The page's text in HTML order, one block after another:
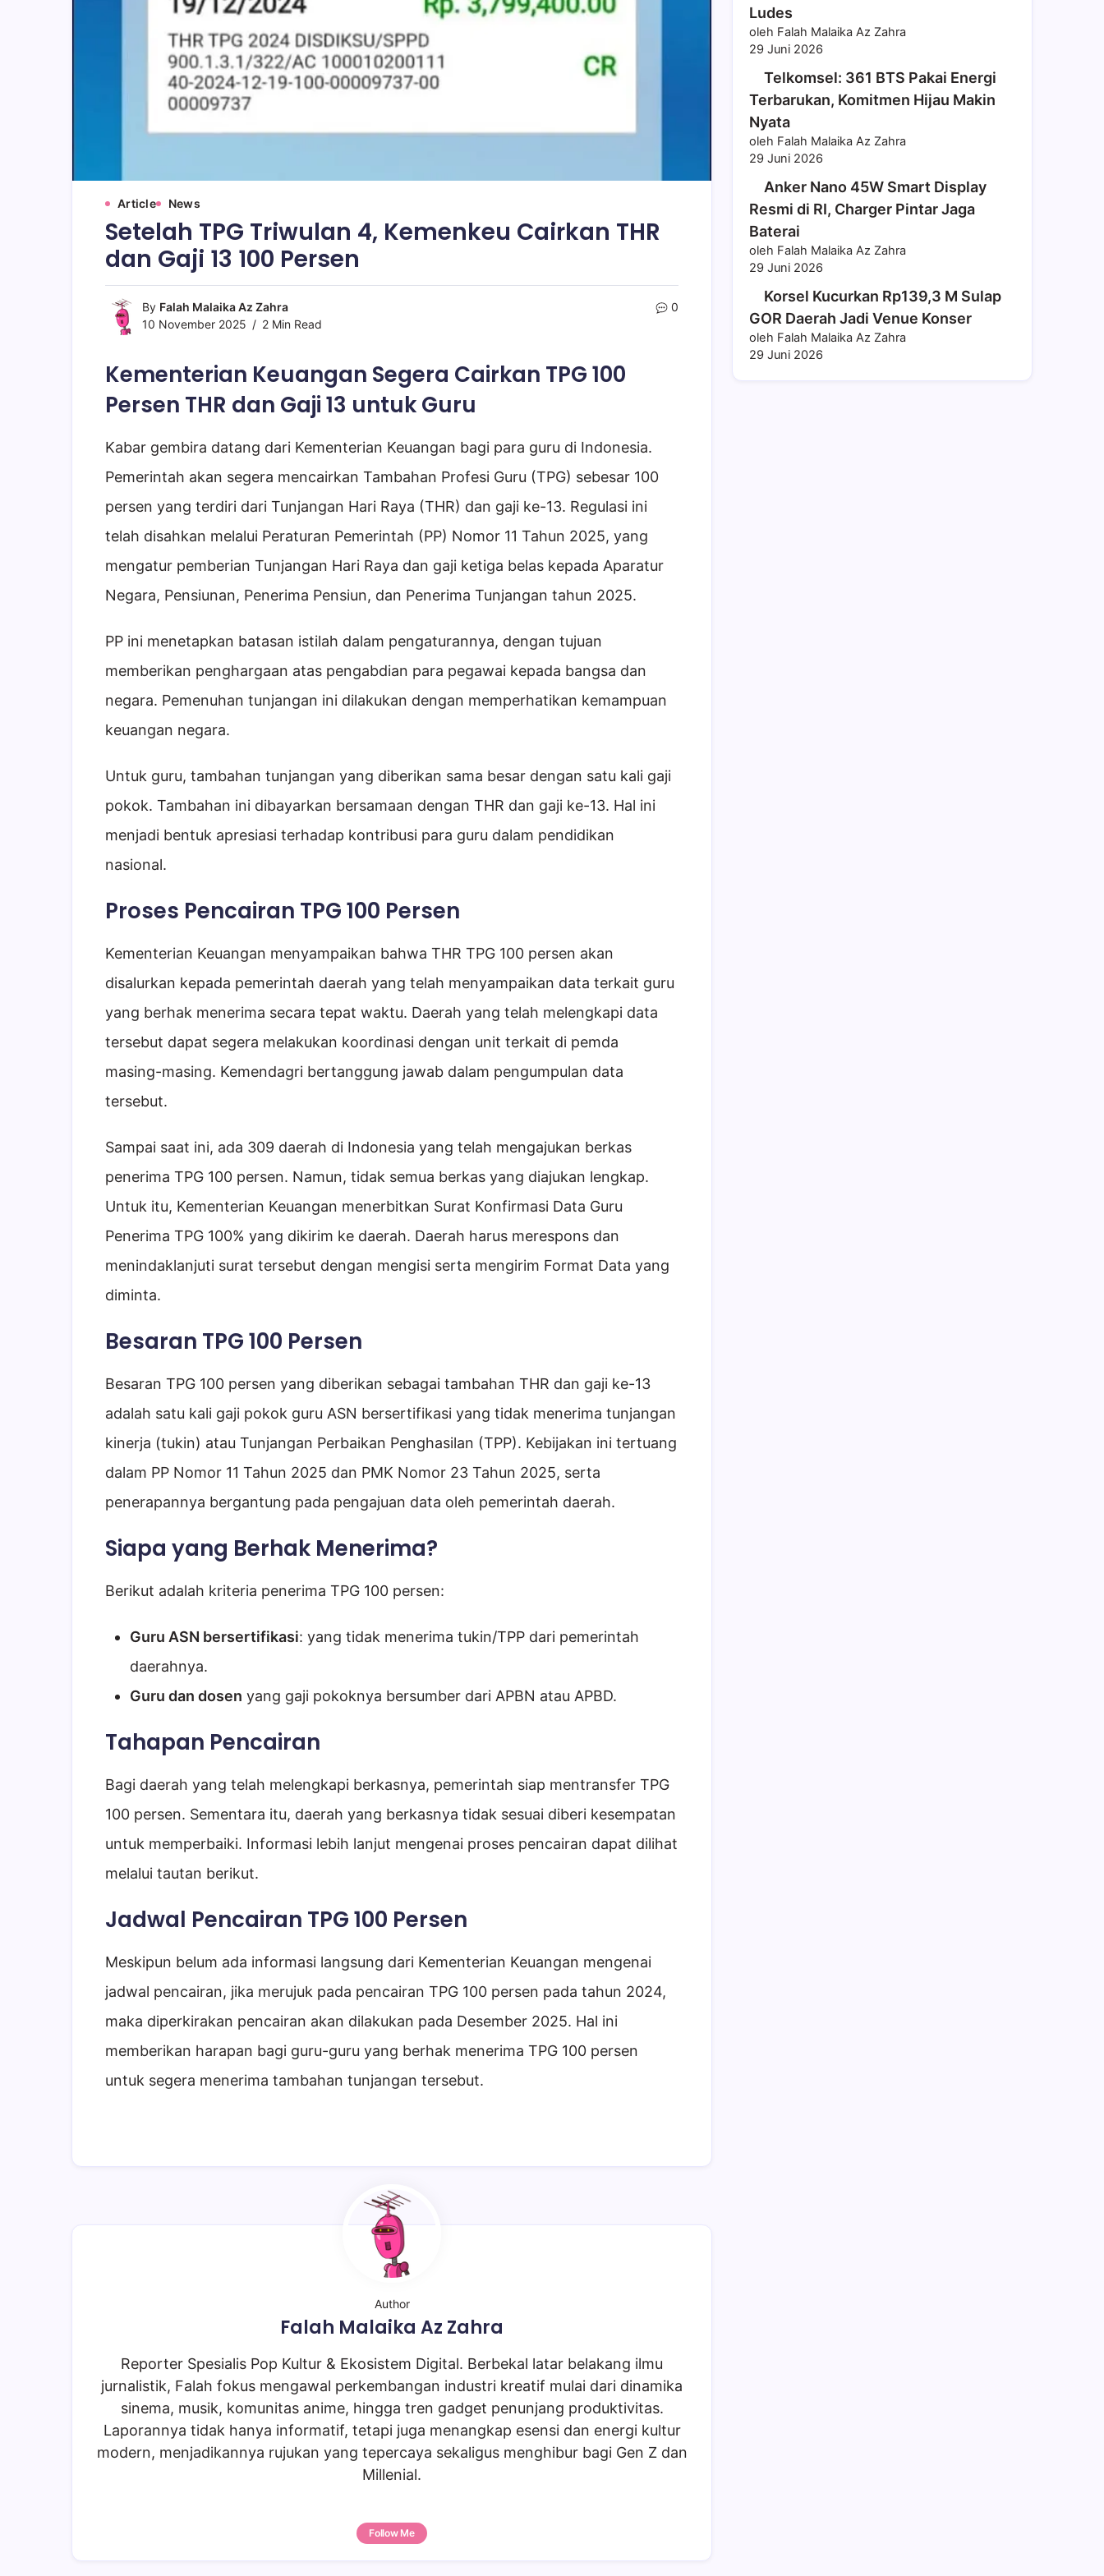
Article News
Setelah TPG Triwulan 4, Kemenkeu Cairkan THR
dan Gaji 13 100 Persen
By Falah Malaika Az Zahra
10 November 2025
2 Min Read
0
Kementerian Keuangan Segera Cairkan TPG 100
Persen THR dan Gaji 13 untuk Guru
Kabar gembira datang dari Kementerian Keuangan bagi para guru di Indonesia.
Pemerintah akan segera mencairkan Tambahan Profesi Guru (TPG) sebesar 100
persen yang terdiri dari Tunjangan Hari Raya (THR) dan gaji ke-13. Regulasi ini
telah disahkan melalui Peraturan Pemerintah (PP) Nomor 11 Tahun 2025, yang
mengatur pemberian Tunjangan Hari Raya dan gaji ketiga belas kepada Aparatur
Negara, Pensiunan, Penerima Pensiun, dan Penerima Tunjangan tahun 2025.
PP ini menetapkan batasan istilah dalam pengaturannya, dengan tujuan
memberikan penghargaan atas pengabdian para pegawai kepada bangsa dan
negara. Pemenuhan tunjangan ini dilakukan dengan memperhatikan kemampuan
keuangan negara.
Untuk guru, tambahan tunjangan yang diberikan sama besar dengan satu kali gaji
pokok. Tambahan ini dibayarkan bersamaan dengan THR dan gaji ke-13. Hal ini
menjadi bentuk apresiasi terhadap kontribusi para guru dalam pendidikan
nasional.
Proses Pencairan TPG 100 Persen
Kementerian Keuangan menyampaikan bahwa THR TPG 100 persen akan
disalurkan kepada pemerintah daerah yang telah menyampaikan data terkait guru
yang berhak menerima secara tepat waktu. Daerah yang telah melengkapi data
tersebut dapat segera melakukan koordinasi dengan unit terkait di pemda
masing-masing. Kemendagri bertanggung jawab dalam pengumpulan data
tersebut.
Sampai saat ini, ada 309 daerah di Indonesia yang telah mengajukan berkas
penerima TPG 100 persen. Namun, tidak semua berkas yang diajukan lengkap.
Untuk itu, Kementerian Keuangan menerbitkan Surat Konfirmasi Data Guru
Penerima TPG 100% yang dikirim ke daerah. Daerah harus merespons dan
menindaklanjuti surat tersebut dengan mengisi serta mengirim Format Data yang
diminta.
Besaran TPG 100 Persen
Besaran TPG 100 persen yang diberikan sebagai tambahan THR dan gaji ke-13
adalah satu kali gaji pokok guru ASN bersertifikasi yang tidak menerima tunjangan
kinerja (tukin) atau Tunjangan Perbaikan Penghasilan (TPP). Kebijakan ini tertuang
dalam PP Nomor 11 Tahun 2025 dan PMK Nomor 23 Tahun 2025, serta
penerapannya bergantung pada pengajuan data oleh pemerintah daerah.
Siapa yang Berhak Menerima?
Berikut adalah kriteria penerima TPG 100 persen:
Guru ASN bersertifikasi: yang tidak menerima tukin/TPP dari pemerintah
daerahnya.
Guru dan dosen yang gaji pokoknya bersumber dari APBN atau APBD.
Tahapan Pencairan
Bagi daerah yang telah melengkapi berkasnya, pemerintah siap mentransfer TPG
100 persen. Sementara itu, daerah yang berkasnya tidak sesuai diberi kesempatan
untuk memperbaiki. Informasi lebih lanjut mengenai proses pencairan dapat dilihat
melalui tautan berikut.
Jadwal Pencairan TPG 100 Persen
Meskipun belum ada informasi langsung dari Kementerian Keuangan mengenai
jadwal pencairan, jika merujuk pada pencairan TPG 100 persen pada tahun 2024,
maka diperkirakan pencairan akan dilakukan pada Desember 2025. Hal ini
memberikan harapan bagi guru-guru yang berhak menerima TPG 100 persen
untuk segera menerima tambahan tunjangan tersebut.
Author
Falah Malaika Az Zahra
Reporter Spesialis Pop Kultur & Ekosistem Digital. Berbekal latar belakang ilmu
jurnalistik, Falah fokus mengawal perkembangan industri kreatif mulai dari dinamika
sinema, musik, komunitas anime, hingga tren gadget penunjang produktivitas.
Laporannya tidak hanya informatif, tetapi juga menangkap esensi dan energi kultur
modern, menjadikannya rujukan yang tepercaya sekaligus menghibur bagi Gen Z dan
Millenial.
Follow Me
Ludes
oleh Falah Malaika Az Zahra
29 Juni 2026
Telkomsel: 361 BTS Pakai Energi
Terbarukan, Komitmen Hijau Makin
Nyata
oleh Falah Malaika Az Zahra
29 Juni 2026
Anker Nano 45W Smart Display
Resmi di RI, Charger Pintar Jaga
Baterai
oleh Falah Malaika Az Zahra
29 Juni 2026
Korsel Kucurkan Rp139,3 M Sulap
GOR Daerah Jadi Venue Konser
oleh Falah Malaika Az Zahra
29 Juni 2026